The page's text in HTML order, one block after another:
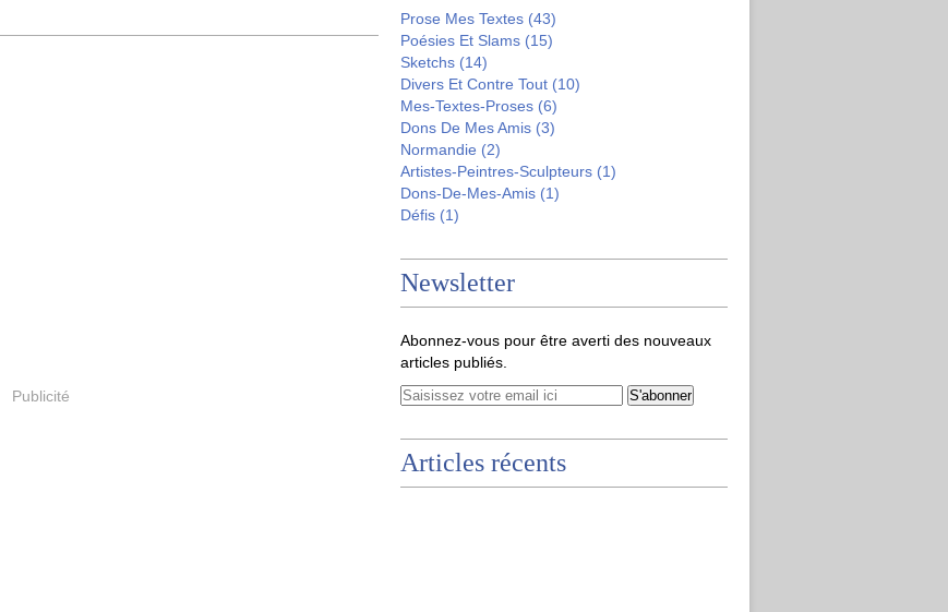
Publicité
Prose Mes Textes (43)
Poésies Et Slams (15)
Sketchs (14)
Divers Et Contre Tout (10)
Mes-Textes-Proses (6)
Dons De Mes Amis (3)
Normandie (2)
Artistes-Peintres-Sculpteurs (1)
Dons-De-Mes-Amis (1)
Défis (1)
Newsletter
Abonnez-vous pour être averti des nouveaux
articles publiés.
Articles récents